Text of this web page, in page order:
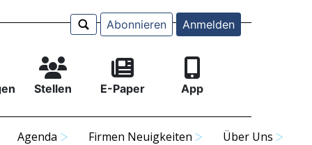
Abonnieren Anmelden
Stellen E-Paper App
Agenda Firmen Neuigkeiten Über Uns